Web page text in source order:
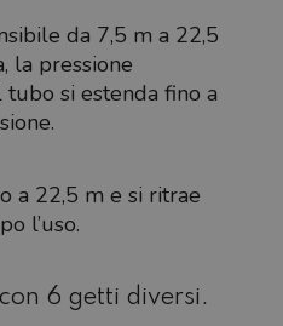
da 7,5 m a 22,5
la pressione
tubo si estenda fino a
a 22,5 m e si ritrae
l’uso.
6 getti diversi.